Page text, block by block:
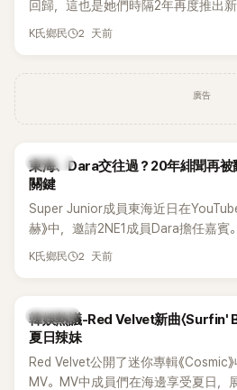
回歸，這也是她們時隔2年再度推出
年，五位成員也一連舉辦三場粉絲演
K氏鄉民 2 天前
廣告
K-POP
東海、Dara交往過？20年緋聞再
關鍵
Super Junior成員東海近日在
赫》中，邀請2NE1成員Dara擔任嘉賓
青澀往事，也首度聊起當年鬧得沸沸
K氏鄉民 2 天前
熱議討論
韓娛熱議-Red Velvet新曲〈Surfin'
夏日辣妹
Red Velvet公開了迷你專輯《Cosmic》
MV。MV中成員們在海邊享受夏日，